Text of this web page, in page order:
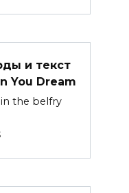
и текст
You Dream
in the belfry